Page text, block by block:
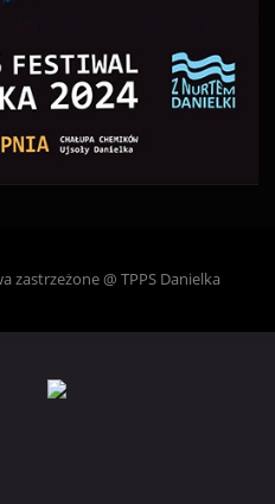
zastrzeżone @ TPPS Danielka